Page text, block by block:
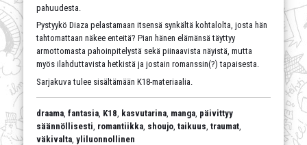
pahuudesta.
Pystyykö Diaza pelastamaan itsensä synkältä kohtalolta, josta hän
tahtomattaan näkee enteitä? Pian hänen elämänsä täyttyy
armottomasta pahoinpitelystä sekä piinaavista näyistä, mutta
myös ilahduttavista hetkistä ja jostain romanssin(?) tapaisesta.
Sarjakuva tulee sisältämään K18-materiaalia.
draama ,fantasia K18 kasvutarina manga päivittyy
säännöllisesti romantiikka shoujo ,taikuus ,traumat
väkivalta ,yliluonnollinen